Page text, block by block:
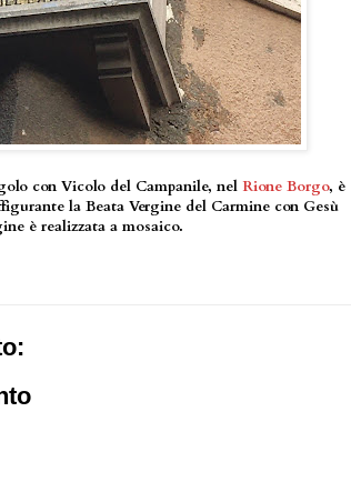
con Vicolo del Campanile, nel Rione Borgo, è
la Beata Vergine del Carmine con Gesù
è realizzata a mosaico.